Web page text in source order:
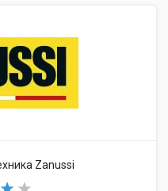
Zanussi